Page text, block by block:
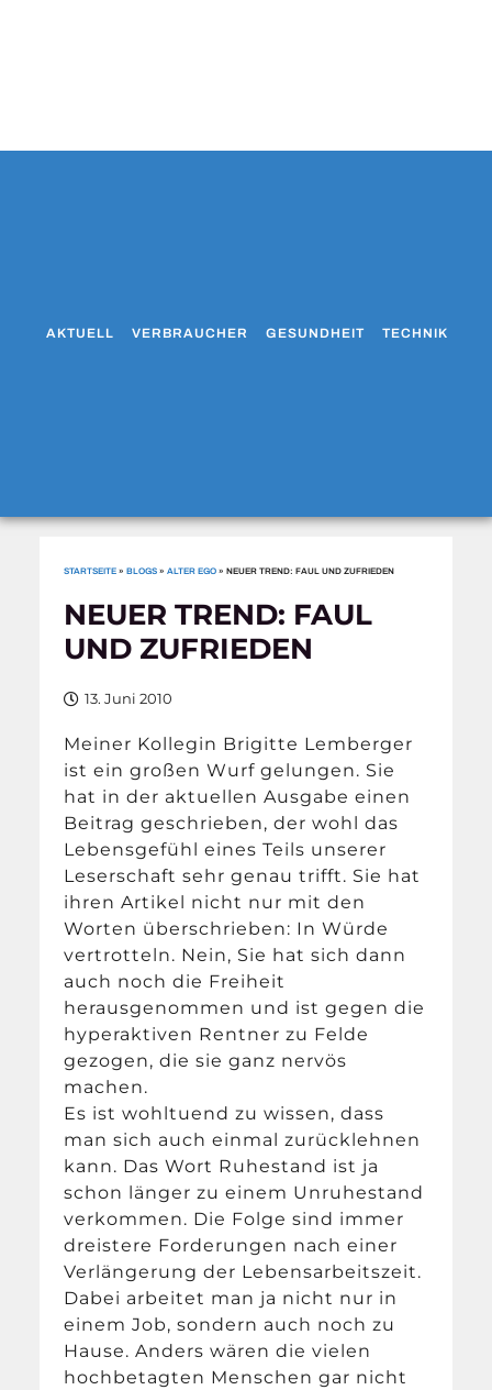
AKTUELL VERBRAUCHER GESUNDHEIT TECHNIK
STARTSEITE »BLOGS »ALTER EGO »NEUER TREND: FAUL UND ZUFRIEDEN
NEUER TREND: FAUL
UND ZUFRIEDEN
13. Juni 2010
Meiner Kollegin Brigitte Lemberger
ist ein großen Wurf gelungen. Sie
hat in der aktuellen Ausgabe einen
Beitrag geschrieben, der wohl das
Lebensgefühl eines Teils unserer
Leserschaft sehr genau trifft. Sie hat
ihren Artikel nicht nur mit den
Worten überschrieben: In Würde
vertrotteln. Nein, Sie hat sich dann
auch noch die Freiheit
herausgenommen und ist gegen die
hyperaktiven Rentner zu Felde
gezogen, die sie ganz nervös
machen.
Es ist wohltuend zu wissen, dass
man sich auch einmal zurücklehnen
kann. Das Wort Ruhestand ist ja
schon länger zu einem Unruhestand
verkommen. Die Folge sind immer
dreistere Forderungen nach einer
Verlängerung der Lebensarbeitszeit.
Dabei arbeitet man ja nicht nur in
einem Job, sondern auch noch zu
Hause. Anders wären die vielen
hochbetagten Menschen gar nicht